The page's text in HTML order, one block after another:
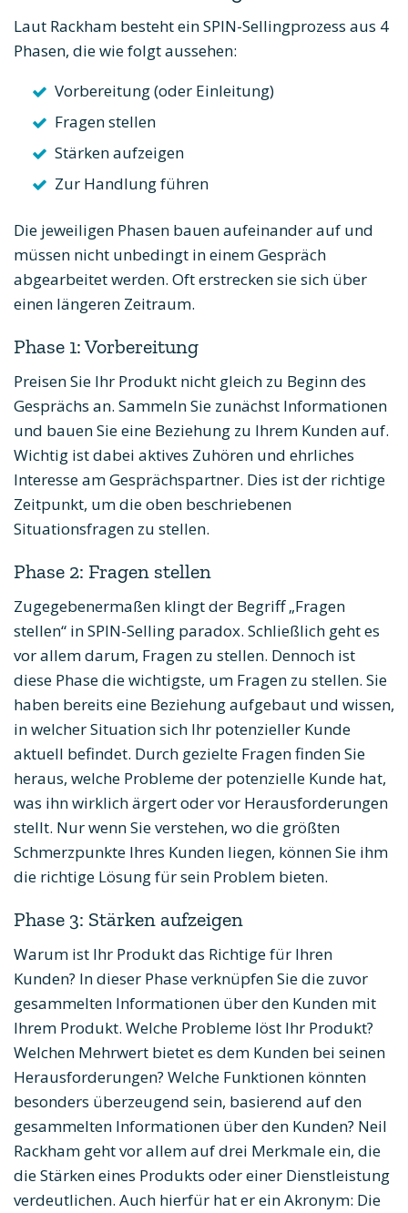
Laut Rackham besteht ein SPIN-Sellingprozess aus 4
Phasen, die wie folgt aussehen:
Vorbereitung (oder Einleitung)
Fragen stellen
Stärken aufzeigen
Zur Handlung führen
Die jeweiligen Phasen bauen aufeinander auf und
müssen nicht unbedingt in einem Gespräch
abgearbeitet werden. Oft erstrecken sie sich über
einen längeren Zeitraum.
Phase 1: Vorbereitung
Preisen Sie Ihr Produkt nicht gleich zu Beginn des
Gesprächs an. Sammeln Sie zunächst Informationen
und bauen Sie eine Beziehung zu Ihrem Kunden auf.
Wichtig ist dabei aktives Zuhören und ehrliches
Interesse am Gesprächspartner. Dies ist der richtige
Zeitpunkt, um die oben beschriebenen
Situationsfragen zu stellen.
Phase 2: Fragen stellen
Zugegebenermaßen klingt der Begriff „Fragen
stellen“ in SPIN-Selling paradox. Schließlich geht es
vor allem darum, Fragen zu stellen. Dennoch ist
diese Phase die wichtigste, um Fragen zu stellen. Sie
haben bereits eine Beziehung aufgebaut und wissen,
in welcher Situation sich Ihr potenzieller Kunde
aktuell befindet. Durch gezielte Fragen finden Sie
heraus, welche Probleme der potenzielle Kunde hat,
was ihn wirklich ärgert oder vor Herausforderungen
stellt. Nur wenn Sie verstehen, wo die größten
Schmerzpunkte Ihres Kunden liegen, können Sie ihm
die richtige Lösung für sein Problem bieten.
Phase 3: Stärken aufzeigen
Warum ist Ihr Produkt das Richtige für Ihren
Kunden? In dieser Phase verknüpfen Sie die zuvor
gesammelten Informationen über den Kunden mit
Ihrem Produkt. Welche Probleme löst Ihr Produkt?
Welchen Mehrwert bietet es dem Kunden bei seinen
Herausforderungen? Welche Funktionen könnten
besonders überzeugend sein, basierend auf den
gesammelten Informationen über den Kunden? Neil
Rackham geht vor allem auf drei Merkmale ein, die
die Stärken eines Produkts oder einer Dienstleistung
verdeutlichen. Auch hierfür hat er ein Akronym: Die